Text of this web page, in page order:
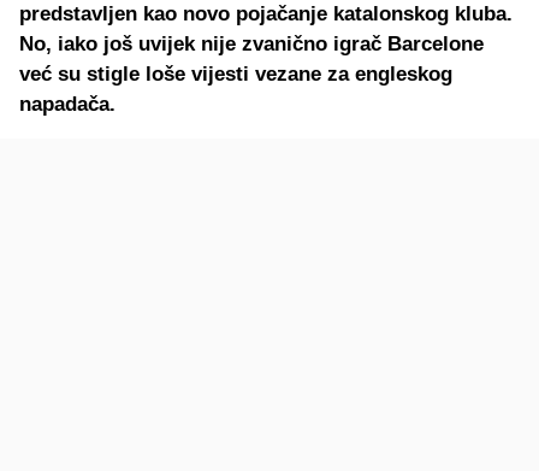
predstavljen kao novo pojačanje katalonskog kluba.
No, iako još uvijek nije zvanično igrač Barcelone
već su stigle loše vijesti vezane za engleskog
napadača.